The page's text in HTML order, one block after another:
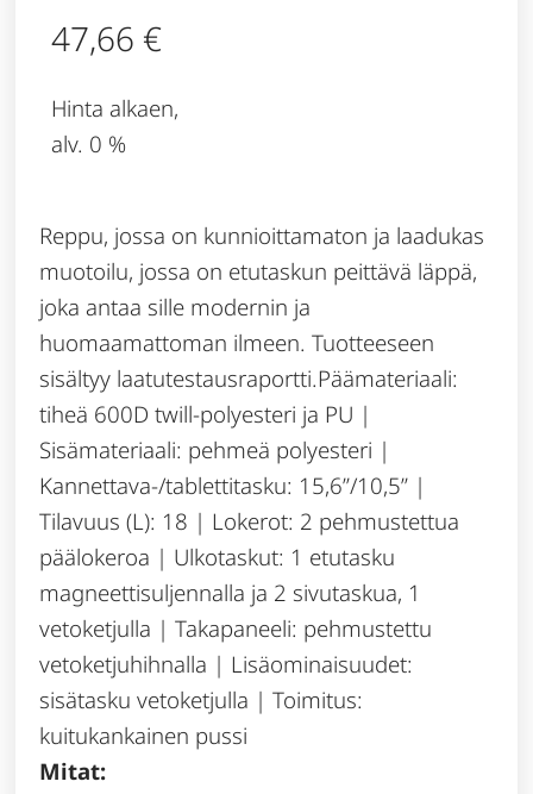
47,66 €
Hinta alkaen,
alv. 0 %
Reppu, jossa on kunnioittamaton ja laadukas
muotoilu, jossa on etutaskun peittävä läppä,
joka antaa sille modernin ja
huomaamattoman ilmeen. Tuotteeseen
sisältyy laatutestausraportti.Päämateriaali:
tiheä 600D twill-polyesteri ja PU |
Sisämateriaali: pehmeä polyesteri |
Kannettava-/tablettitasku: 15,6”/10,5” |
Tilavuus (L): 18 | Lokerot: 2 pehmustettua
päälokeroa | Ulkotaskut: 1 etutasku
magneettisuljennalla ja 2 sivutaskua, 1
vetoketjulla | Takapaneeli: pehmustettu
vetoketjuhihnalla | Lisäominaisuudet:
sisätasku vetoketjulla | Toimitus:
kuitukankainen pussi
Mitat: